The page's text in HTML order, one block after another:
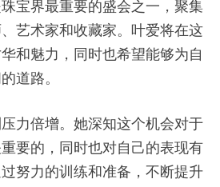
宝界最重要的盛会之一，聚集
艺术家和收藏家。叶爱将在这
和魅力，同时也希望能够为自
道路。
力倍增。她深知这个机会对于
要的，同时也对自己的表现有
努力的训练和准备，不断提升